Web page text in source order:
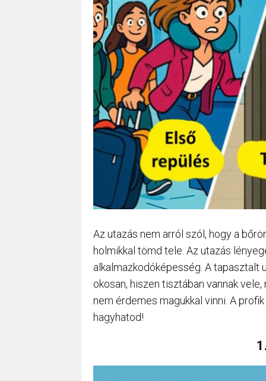
Az utazás nem arról szól, hogy a
holmikkal tömd tele. Az utazás
alkalmazkodóképesség. A tapasztalt
okosan, hiszen tisztában vannak
nem érdemes magukkal vinni. A
hagyhatod!